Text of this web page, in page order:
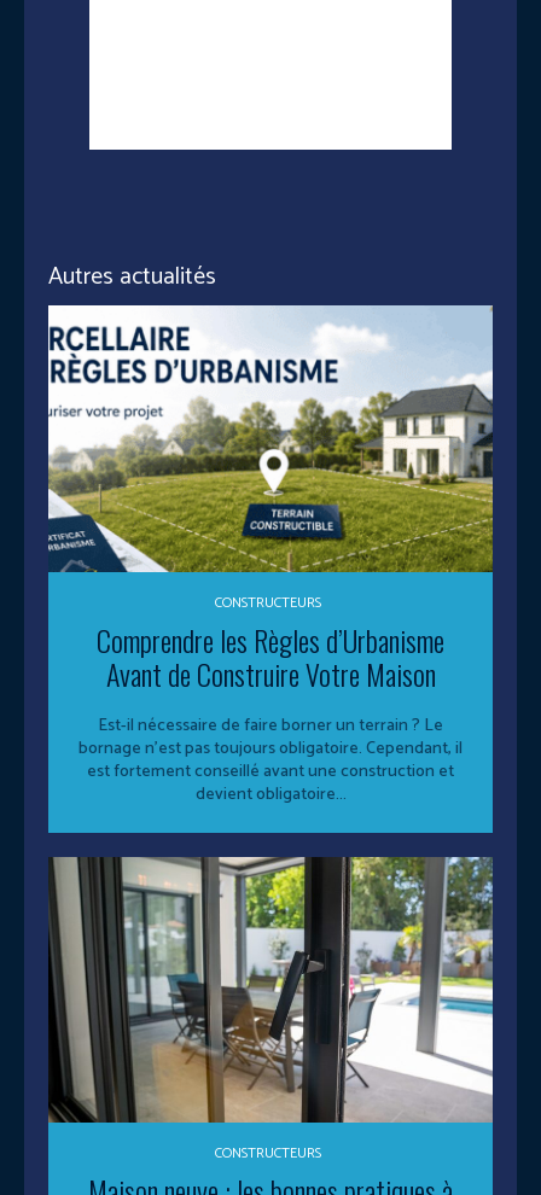
Autres actualités
CONSTRUCTEURS
Comprendre les Règles d’Urbanisme
Avant de Construire Votre Maison
Est-il nécessaire de faire borner un terrain ? Le
bornage n'est pas toujours obligatoire. Cependant, il
est fortement conseillé avant une construction et
devient obligatoire...
CONSTRUCTEURS